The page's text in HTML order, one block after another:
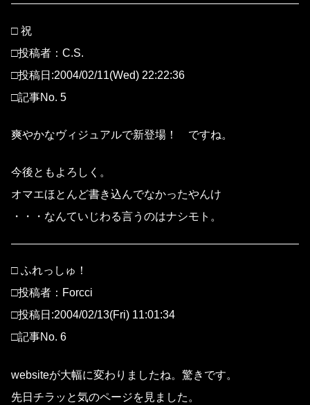
□ 祝
□投稿者：C.S.
□投稿日:2004/02/11(Wed) 22:22:36
□記事No. 5
爽やかなヴィジュアルで新登場！ ですね。
今後ともよろしく。
オマエほとんど書き込んでなかったやんけ
・・・なんていじわる言うのはナシモト。
□ ふれっしゅ！
□投稿者：Forcci
□投稿日:2004/02/13(Fri) 11:01:34
□記事No. 6
websiteが大幅に変わりましたね。驚きです。
先日チラッと気のページを見ました。